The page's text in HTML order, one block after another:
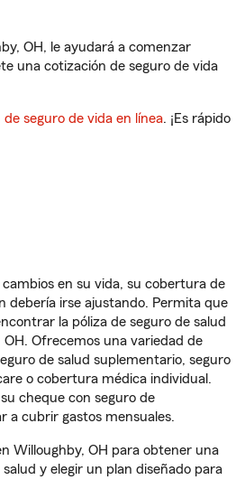
OH, le ayudará a comenzar
una cotización de seguro de vida
seguro de vida en línea. ¡Es rápido
en su vida, su cobertura de
debería irse ajustando. Permita que
la póliza de seguro de salud
Ofrecemos una variedad de
de salud suplementario, seguro
o cobertura médica individual.
cheque con seguro de
a cubrir gastos mensuales.
Willoughby, OH para obtener una
y elegir un plan diseñado para